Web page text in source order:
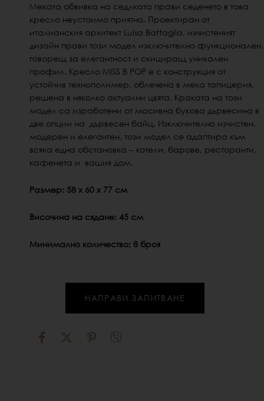
Меката обвивка на седлката прави седенето в това
кресло неустоимо приятно. Проектиран от
италианския архитект Luisa Battagila, изчистеният
дизайн прави този модел изключително функционален,
говорещ за елегантност и скициращ уникален
профил. Кресло MISS B POP е с конструкция от
устойчив технополимер, облечена в мека тапицерия,
решена в няколко актуални цвята. Краката на този
модел са изработени от масивна букова дървесина в
две опции на дървесен байц. Изключително изчистен,
модерен и елегантен, този модел се адаптира към
всяка една обстановка – хотели, барове, ресторанти,
кафенета и вашия дом.
Размер: 58 х 60 х 77 см
Височина на сядане: 45 см
Минимално количество; 8 броя
НАПРАВИ ЗАПИТВАНЕ